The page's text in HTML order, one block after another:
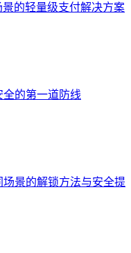
景的轻量级支付解决方案
全的第一道防线
场景的解锁方法与安全提